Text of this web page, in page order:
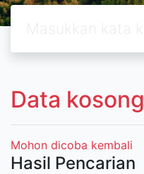
Data kosong
Mohon dicoba kembali
Hasil Pencarian